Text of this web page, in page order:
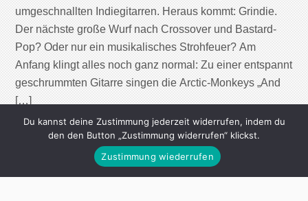
umgeschnallten Indiegitarren. Heraus kommt: Grindie.
Der nächste große Wurf nach Crossover und Bastard-
Pop? Oder nur ein musikalisches Strohfeuer? Am
Anfang klingt alles noch ganz normal: Zu einer entspannt
geschrummten Gitarre singen die Arctic-Monkeys „And
[…]
Continue Reading
Du kannst deine Zustimmung jederzeit widerrufen, indem du
den den Button „Zustimmung widerrufen“ klickst.
Zustimmung wiederrufen